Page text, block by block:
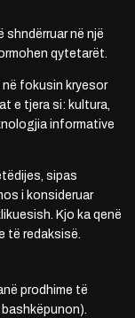
shndërruar në një
qytetarët.
në fokusin kryesor
e tjera si: kultura,
informative
sipas
i konsideruar
Kjo ka qenë
të redaksisë.
prodhime të